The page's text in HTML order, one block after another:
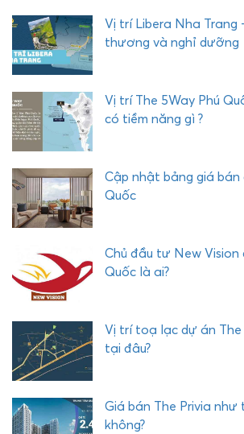
Vị trí Libera Nha Trang
thương và nghỉ dưỡng
Vị trí The 5Way Phú
có tiềm năng gì ?
Cập nhật bảng giá bán
Quốc
Chủ đầu tư New Vision
Quốc là ai?
Vị trí toạ lạc dự án The
tại đâu?
Giá bán The Privia như
không?